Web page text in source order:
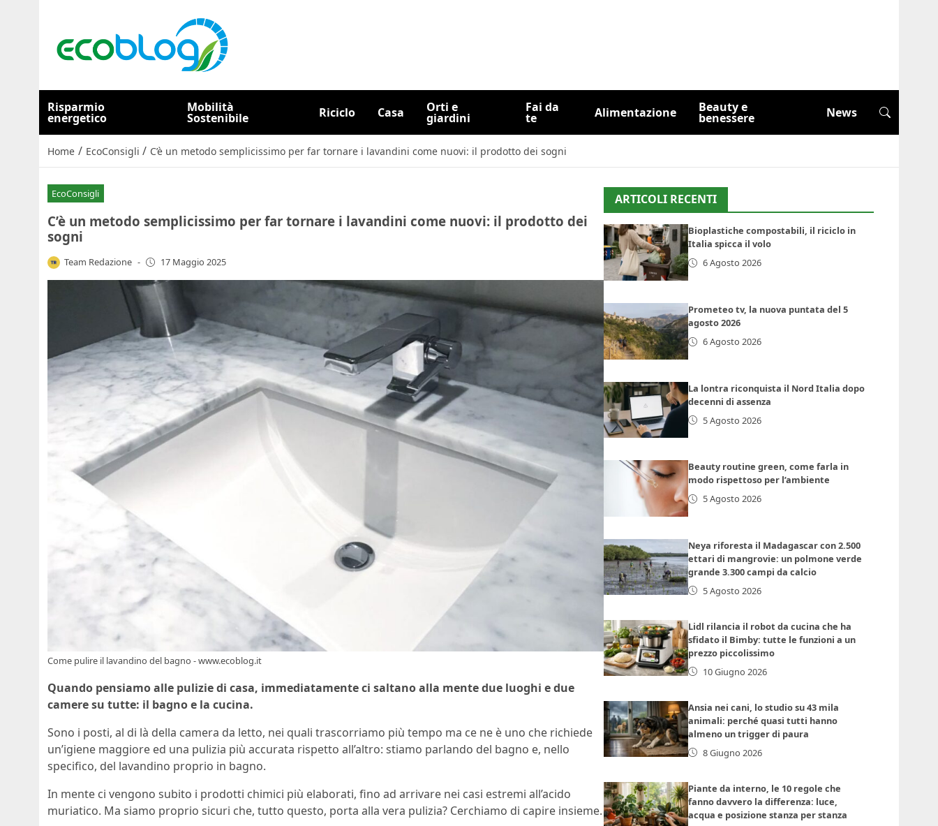
Risparmio
energetico
Mobilità
Sostenibile Riciclo Casa Orti e
giardini
Fai da
te Alimentazione Beauty e
benessere News
Home / EcoConsigli / C’è un metodo semplicissimo per far tornare i lavandini come nuovi: il prodotto dei sogni
EcoConsigli
C’è un metodo semplicissimo per far tornare i lavandini come nuovi: il prodotto dei
sogni
Team Redazione - 17 Maggio 2025
Come pulire il lavandino del bagno - www.ecoblog.it
Quando pensiamo alle pulizie di casa, immediatamente ci saltano alla mente due luoghi e due
camere su tutte: il bagno e la cucina.
Sono i posti, al di là della camera da letto, nei quali trascorriamo più tempo ma ce ne è uno che richiede
un’igiene maggiore ed una pulizia più accurata rispetto all’altro: stiamo parlando del bagno e, nello
specifico, del lavandino proprio in bagno.
In mente ci vengono subito i prodotti chimici più elaborati, fino ad arrivare nei casi estremi all’acido
muriatico. Ma siamo proprio sicuri che, tutto questo, porta alla vera pulizia? Cerchiamo di capire insieme.
ARTICOLI RECENTI
Bioplastiche compostabili, il riciclo in
Italia spicca il volo
6 Agosto 2026
Prometeo tv, la nuova puntata del 5
agosto 2026
6 Agosto 2026
La lontra riconquista il Nord Italia dopo
decenni di assenza
5 Agosto 2026
Beauty routine green, come farla in
modo rispettoso per l’ambiente
5 Agosto 2026
Neya riforesta il Madagascar con 2.500
ettari di mangrovie: un polmone verde
grande 3.300 campi da calcio
5 Agosto 2026
Lidl rilancia il robot da cucina che ha
sfidato il Bimby: tutte le funzioni a un
prezzo piccolissimo
10 Giugno 2026
Ansia nei cani, lo studio su 43 mila
animali: perché quasi tutti hanno
almeno un trigger di paura
8 Giugno 2026
Piante da interno, le 10 regole che
fanno davvero la differenza: luce,
acqua e posizione stanza per stanza